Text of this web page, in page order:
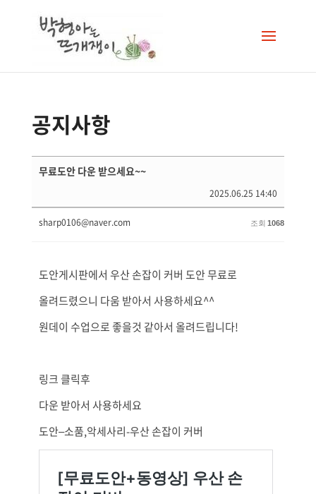
공지사항
무료도안 다운 받으세요~~
2025.06.25 14:40
sharp0106@naver.com 조회 1068
도안게시판에서 우산 손잡이 커버 도안 무료로
올려드렸으니 다움 받아서 사용하세요^^
원데이 수업으로 좋을것 같아서 올려드립니다!
링크 클릭후
다운 받아서 사용하세요
도안–소품,악세사리-우산 손잡이 커버